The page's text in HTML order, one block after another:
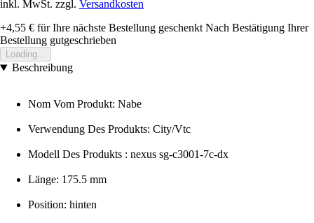
inkl. MwSt. zzgl. Versandkosten
+4,55 € für Ihre nächste Bestellung geschenkt Nach Bestätigung Ihrer
Bestellung gutgeschrieben
Loading...
Beschreibung
Nom Vom Produkt: Nabe
Verwendung Des Produkts: City/Vtc
Modell Des Produkts : nexus sg-c3001-7c-dx
Länge: 175.5 mm
Position: hinten